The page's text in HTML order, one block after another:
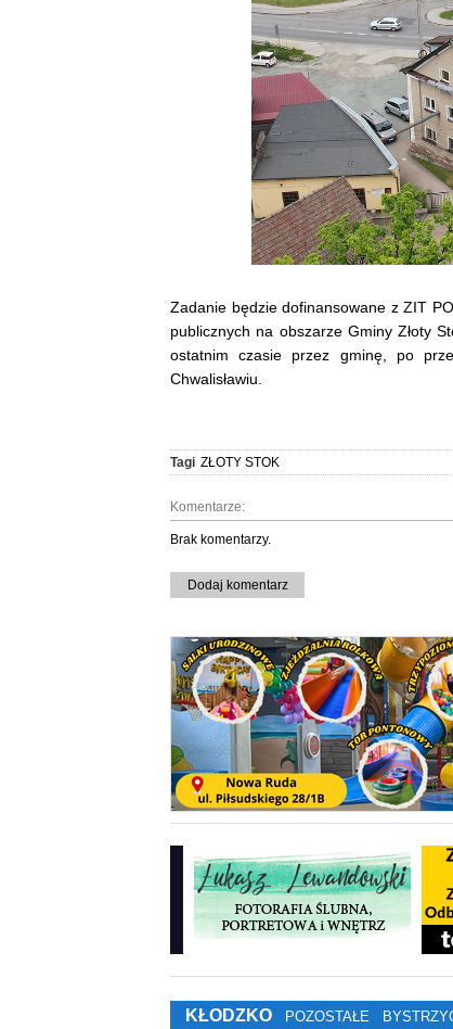
Zadanie będzie dofinansowane z ZIT
publicznych na obszarze Gminy Złoty
ostatnim czasie przez gminę, po
Chwalisławiu.
Tagi ZŁOTY STOK
Komentarze:
Brak komentarzy.
Dodaj komentarz
KŁODZKO POZOSTAŁE